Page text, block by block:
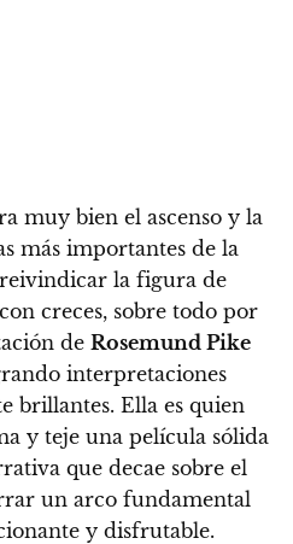
muy bien el ascenso y la
más importantes de la
la figura de
creces, sobre todo por
de Rosemund Pike
interpretaciones
brillantes. Ella es quien
y teje una película sólida
que decae sobre el
un arco fundamental
y disfrutable.